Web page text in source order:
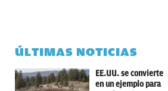
ÚLTIMAS NOTICIAS
EE.UU. se convierte
en un ejemplo para